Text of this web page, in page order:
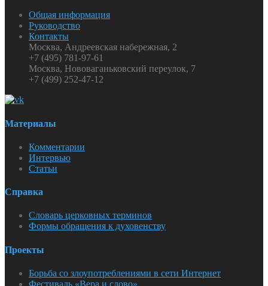
Общая информация
Руководство
Контакты
Москва, Андреевская набережная, 2
+7 (495) 781-97-61
Москва, Нововаганьковский переулок, 7
+7 (499) 252-47-12
Материалы
Комментарии
Интервью
Статьи
Справка
Словарь церковных терминов
Формы обращения к духовенству
Проекты
Борьба со злоупотреблениями в сети Интернет
Фестиваль «Вера и слово»